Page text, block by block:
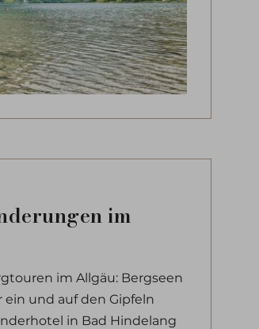
im
im Allgäu: Bergseen
und auf den Gipfeln
in Bad Hindelang